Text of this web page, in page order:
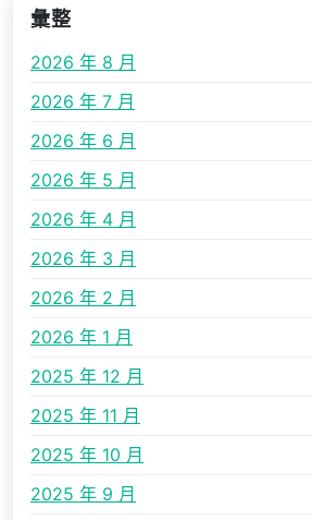
彙整
2026 年 8 月
2026 年 7 月
2026 年 6 月
2026 年 5 月
2026 年 4 月
2026 年 3 月
2026 年 2 月
2026 年 1 月
2025 年 12 月
2025 年 11 月
2025 年 10 月
2025 年 9 月